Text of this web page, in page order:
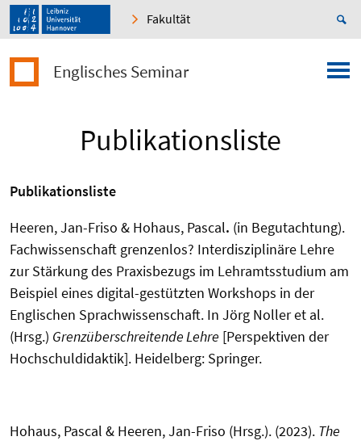
Fakultät
Englisches Seminar
Publikationsliste
Publikationsliste
Heeren, Jan-Friso & Hohaus, Pascal. (in Begutachtung).
Fachwissenschaft grenzenlos? Interdisziplinäre Lehre
zur Stärkung des Praxisbezugs im Lehramtsstudium am
Beispiel eines digital-gestützten Workshops in der
Englischen Sprachwissenschaft. In Jörg Noller et al.
(Hrsg.) Grenzüberschreitende Lehre [Perspektiven der
Hochschuldidaktik]. Heidelberg: Springer.
Hohaus, Pascal & Heeren, Jan-Friso (Hrsg.). (2023). The